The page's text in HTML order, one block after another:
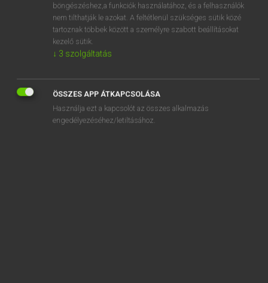
MICROSOFT OFFICE BŐVÍTMÉNY
BEÉPÜLŐ SZÓTÁRMODUL
ONLINE NYELVVIZSGA
böngészéshez,a funkciók használatához, és a felhasználók
nem tilthatják le azokat. A feltétlenül szükséges sütik közé
tartoznak többek között a személyre szabott beállításokat
kezelő sütik.
↓ 3 szolgáltatás
ÖSSZES APP ÁTKAPCSOLÁSA
Használja ezt a kapcsolót az összes alkalmazás
engedélyezéséhez/letiltásához.